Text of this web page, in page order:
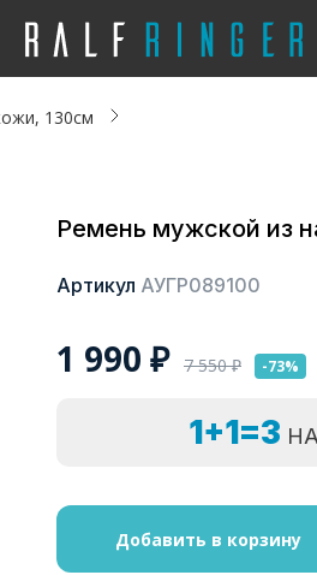
130см
Ремень мужской из
Артикул АУГР089100
1 990 ₽ 7 550₽ -73%
1+1=3
Добавить в корзину